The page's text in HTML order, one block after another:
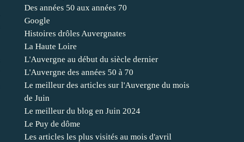
Des années 50 aux années 70
Google
Histoires drôles Auvergnates
La Haute Loire
L'Auvergne au début du siècle dernier
L'Auvergne des années 50 à 70
Le meilleur des articles sur l'Auvergne du mois
de Juin
Le meilleur du blog en Juin 2024
Le Puy de dôme
Les articles les plus visités au mois d'avril